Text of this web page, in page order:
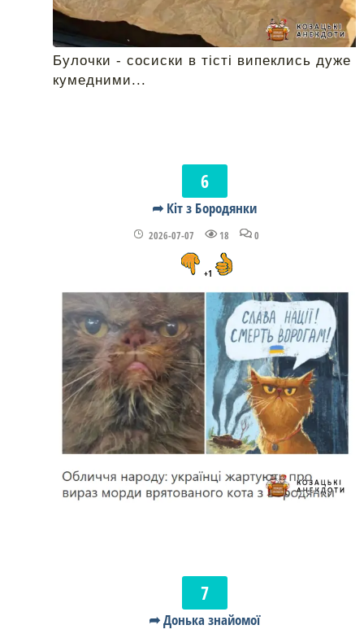
Булочки - сосиски в тісті випеклись дуже
кумедними...
➦ Кіт з Бородянки
2026-07-07 18 0
+1
➦ Донька знайомої